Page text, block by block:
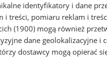
identyfikatory i dane
i treści, pomiaru reklam i
(1900) mogą również
dane geolokalizacyjne i
dostawcy mogą opierać